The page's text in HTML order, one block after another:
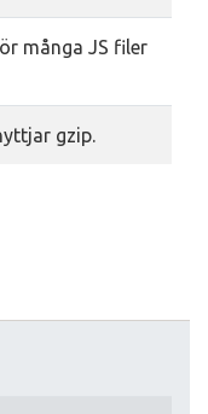
många JS filer
gzip.